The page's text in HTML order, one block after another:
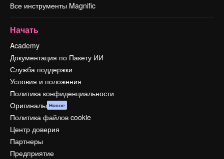
Все инструменты Magnific
Начать
Academy
Документация по Пакету ИИ
Служба поддержки
Условия и положения
Политика конфиденциальности
Оригиналы Новое
Политика файлов cookie
Центр доверия
Партнеры
Предприятие